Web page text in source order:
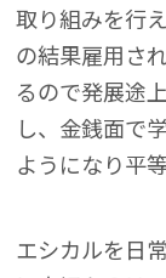
取り組みを行
の結果雇用さ
るので発展途
し、金銭面で
ようになり平
エシカルを日